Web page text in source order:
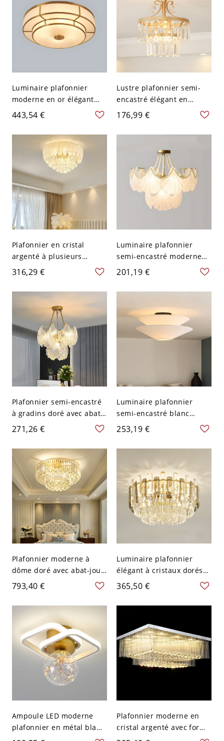
Luminaire plafonnier
moderne en or élégant
avec abat-jour en verre
dépoli - 110 V-120 V 6
443,54 €
Lustre plafonnier semi-
encastré élégant en
cristal doré avec 3
lumières suspendues à
LED - 110 V-120 V
176,99 €
Plafonnier en cristal
argenté à plusieurs
niveaux avec abat-jour en
verre clair - 110 V-120 V
49,53 cm
316,29 €
Luminaire plafonnier
semi-encastré moderne
en verre clair à niveaux
étagés éblouissant en or
pour l'éclairage intérieur -
201,19 €
Plafonnier semi-encastré
à gradins doré avec abat-
jour en verre clair - 110 V-
120 V 45,72 cm
271,26 €
Luminaire plafonnier
semi-encastré blanc
élégant à plusieurs
niveaux pour maisons
modernes - 110 V-120 V
253,19 €
Plafonnier moderne à
dôme doré avec abat-jour
en cristal - 110 V-120 V
74,93 cm 2 Couches
793,40 €
Luminaire plafonnier
élégant à cristaux dorés
en cascade avec abat-jour
transparent pour
intérieurs modernes - 110
365,50 €
Ampoule LED moderne
plafonnier en métal blanc
avec abat-jour en verre
Plafonnier moderne en
cristal argenté avec forme
en niveaux et abat-jour en